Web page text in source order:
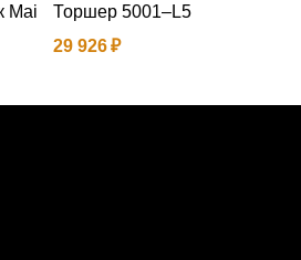
Mai
Торшер 5001–L5
29 926